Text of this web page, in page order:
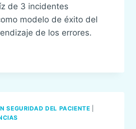
de 3 incidentes
modelo de éxito del
de los errores.
SEGURIDAD DEL PACIENTE